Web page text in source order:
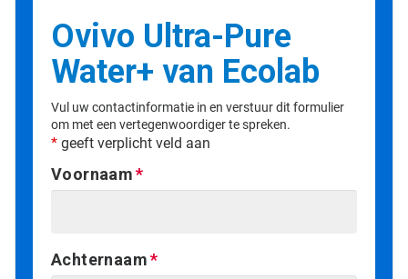
Ovivo Ultra-Pure
Water+ van Ecolab
Vul uw contactinformatie in en verstuur dit formulier
om met een vertegenwoordiger te spreken.
* geeft verplicht veld aan
Voornaam
Achternaam